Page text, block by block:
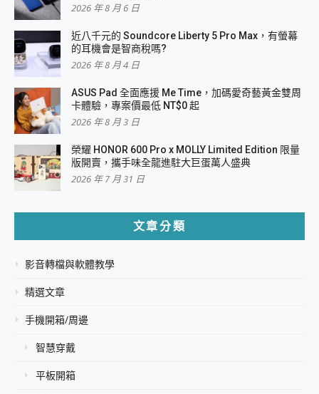
2026 年 8 月 6 日
近八千元的 Soundcore Liberty 5 Pro Max，有螢幕
的耳機會是智商稅嗎?
2026 年 8 月 4 日
ASUS Pad 全面應援 Me Time，加碼愛奇藝黃金雙周
卡體驗，專案價最低 NT$0 起
2026 年 8 月 3 日
榮耀 HONOR 600 Pro x MOLLY Limited Edition 限量
版開賣，攜手味全龍進駐大巨蛋萬人盛典
2026 年 7 月 31 日
文章分類
影音轉檔與軟體教學
精選文章
手機開箱/周邊
智慧穿戴
平板開箱